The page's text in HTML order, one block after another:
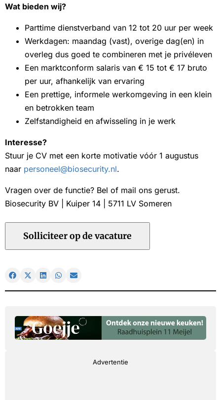
Wat bieden wij?
Parttime dienstverband van 12 tot 20 uur per week
Werkdagen: maandag (vast), overige dag(en) in
overleg dus goed te combineren met je privéleven
Een marktconform salaris van € 15 tot € 17 bruto
per uur, afhankelijk van ervaring
Een prettige, informele werkomgeving in een klein
en betrokken team
Zelfstandigheid en afwisseling in je werk
Interesse?
Stuur je CV met een korte motivatie vóór 1 augustus
naar personeel@biosecurity.nl.
Vragen over de functie? Bel of mail ons gerust.
Biosecurity BV | Kuiper 14 | 5711 LV Someren
Advertentie